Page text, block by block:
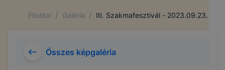
Főoldal / Galéria / III. Szakmafesztivál - 2023.09.23.
Összes képgaléria